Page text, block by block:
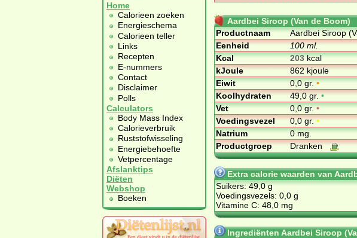
Home
Calorieen zoeken
Energieschema
Calorieen teller
Links
Recepten
E-nummers
Contact
Disclaimer
Polls
Calculators
Body Mass Index
Calorieverbruik
Ruststofwisseling
Energiebehoefte
Vetpercentage
Afslanktips
Diëten
Webshop
Boeken
Aardbei Siroop (Van de Boom)
Productnaam
Aardbei Siroop
Eenheid
100 ml.
Kcal
203kcal
kJoule
862 kjoule
Eiwit
0,0 gr.•
Koolhydraten
49,0 gr.•
Vet
0,0 gr.•
Voedingsvezel
0,0 gr.•
Natrium
0 mg.
Productgroep
Dranken
Extra calorie waarden van
Suikers: 49,0 g
Voedingsvezels: 0,0 g
Vitamine C: 48,0 mg
Ingrediënten Aardbei Siroop